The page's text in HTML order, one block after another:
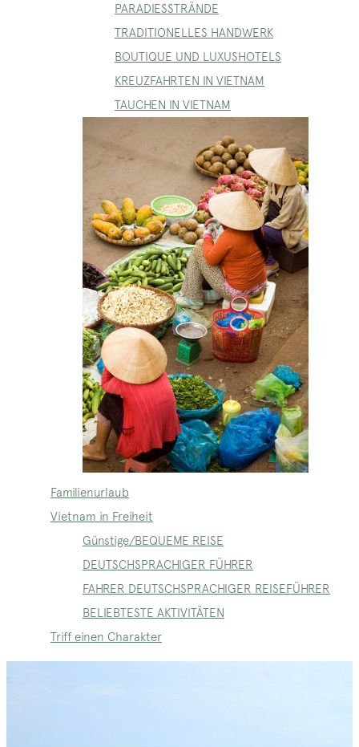
PARADIESSTRÄNDE
TRADITIONELLES HANDWERK
BOUTIQUE UND LUXUSHOTELS
KREUZFAHRTEN IN VIETNAM
TAUCHEN IN VIETNAM
Familienurlaub
Vietnam in Freiheit
Günstige/BEQUEME REISE
DEUTSCHSPRACHIGER FÜHRER
FAHRER DEUTSCHSPRACHIGER REISEFÜHRER
BELIEBTESTE AKTIVITÄTEN
Triff einen Charakter